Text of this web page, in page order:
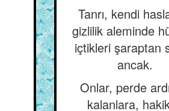
Tanrı, kendi
gizlilik aleminde
içtikleri şaraptan
ancak.
Onlar, perde
kalanlara,